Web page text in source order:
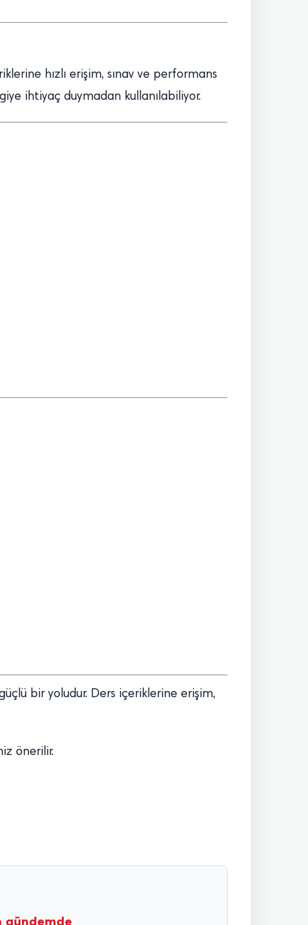
hızlı erişim, sınav ve performans
ihtiyaç duymadan kullanılabiliyor.
bir yoludur. Ders içeriklerine erişim,
önerilir.
gündemde